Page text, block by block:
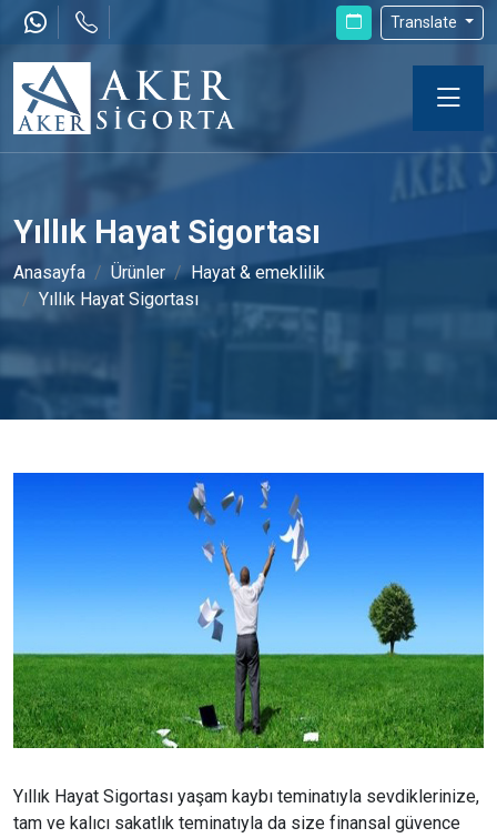
Translate
Yıllık Hayat Sigortası
Anasayfa Ürünler
Hayat & emeklilik
Yıllık Hayat Sigortası
Yıllık Hayat Sigortası yaşam kaybı teminatıyla sevdiklerinize,
tam ve kalıcı sakatlık teminatıyla da size finansal güvence